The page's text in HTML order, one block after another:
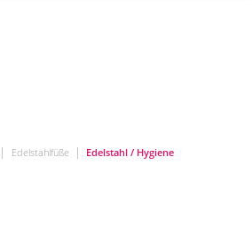
| Edelstahlfüße | Edelstahl / Hygiene